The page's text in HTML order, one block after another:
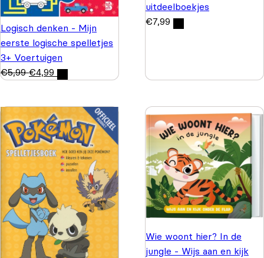
Logisch denken - Mijn
eerste logische spelletjes
3+ Voertuigen
€5,99 €4,99
uitdeelboekjes
€7,99
Wie woont hier? In de
jungle - Wijs aan en kijk